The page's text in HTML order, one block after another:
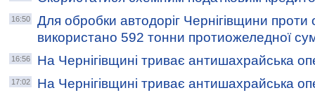
16:50
Для обробки автодоріг Чернігівщини
використано 592 тонни протиожеледної
16:56 На Чернігівщині триває антишахрайська
17:02
На Чернігівщині триває антишахрайська